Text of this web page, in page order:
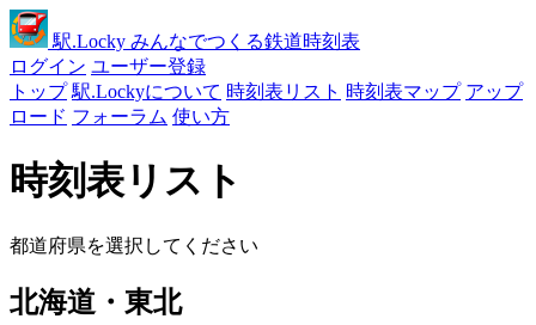
駅.Locky みんなでつくる鉄道時刻表
ログイン ユーザー登録
トップ 駅.Lockyについて 時刻表リスト 時刻表マップ アップ
ロード フォーラム 使い方
時刻表リスト
都道府県を選択してください
北海道・東北